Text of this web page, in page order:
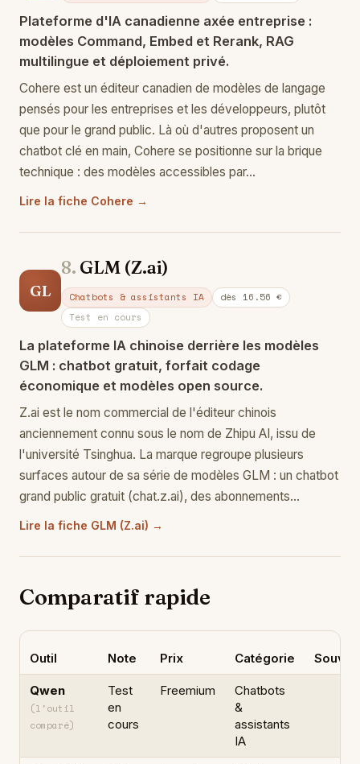
Plateforme d'IA canadienne axée entreprise :
modèles Command, Embed et Rerank, RAG
multilingue et déploiement privé.
Cohere est un éditeur canadien de modèles de langage
pensés pour les entreprises et les développeurs, plutôt
que pour le grand public. Là où d'autres proposent un
chatbot clé en main, Cohere se positionne sur la brique
technique : des modèles accessibles par…
Lire la fiche Cohere →
GL
8. GLM (Z.ai)
Chatbots & assistants IA
dès 16.56 €
Test en cours
La plateforme IA chinoise derrière les modèles
GLM : chatbot gratuit, forfait codage
économique et modèles open source.
Z.ai est le nom commercial de l'éditeur chinois
anciennement connu sous le nom de Zhipu AI, issu de
l'université Tsinghua. La marque regroupe plusieurs
surfaces autour de sa série de modèles GLM : un chatbot
grand public gratuit (chat.z.ai), des abonnements…
Lire la fiche GLM (Z.ai) →
Comparatif rapide
Outil Note Prix Catégorie
Qwen
(l'outil
comparé)
Test
en
cours
Freemium
Chatbots
&
assistants
IA